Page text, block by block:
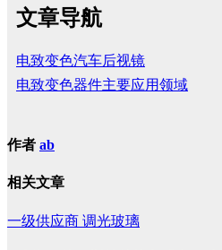
文章导航
电致变色汽车后视镜
电致变色器件主要应用领域
作者 ab
相关文章
一级供应商 调光玻璃